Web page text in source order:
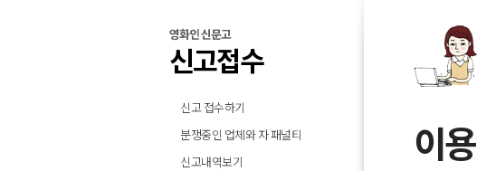
영화인 신문고
신고접수
신고 접수하기
분쟁중인 업체와 자 패널티
신고내역보기
이